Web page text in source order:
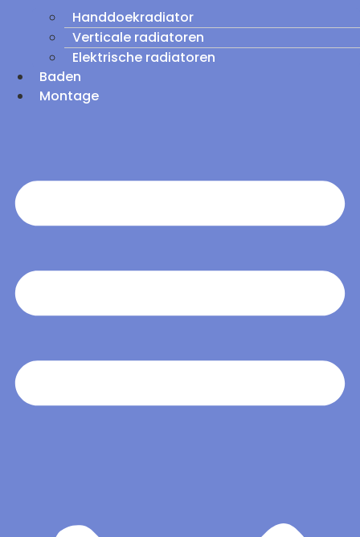
Handdoekradiator
Verticale radiatoren
Elektrische radiatoren
Baden
Montage